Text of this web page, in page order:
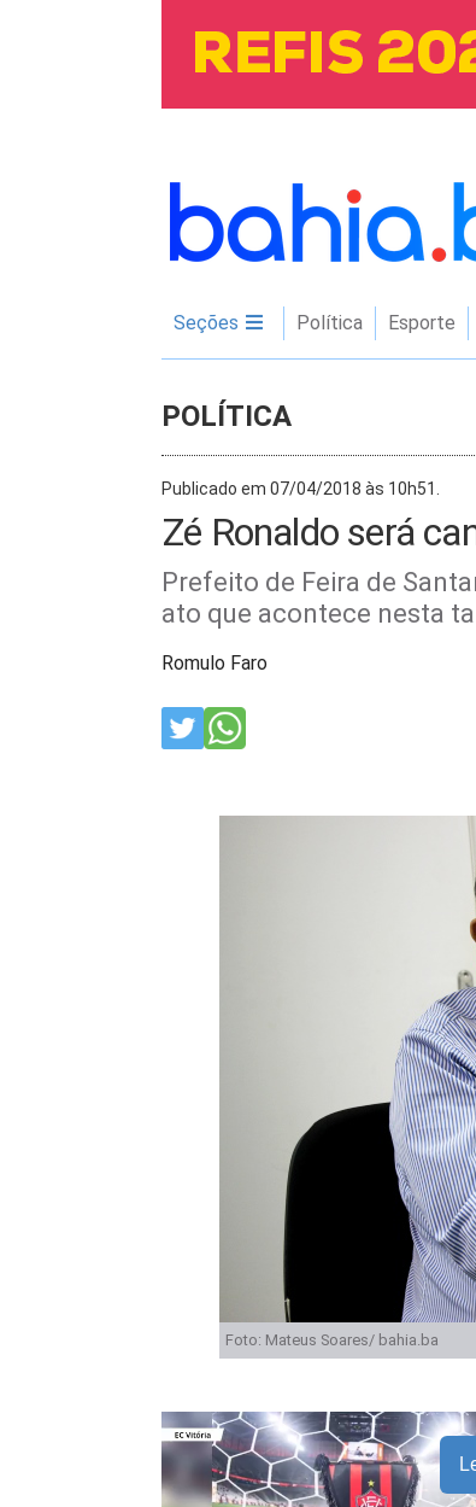
Seções Política Esporte
POLÍTICA
Publicado em 07/04/2018 às 10h51.
Zé Ronaldo será
Prefeito de Feira de
ato que acontece nesta
Romulo Faro
Foto: Mateus Soares/ bahia.ba